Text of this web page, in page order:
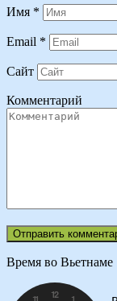
Имя *
Email *
Сайт
Комментарий
Время во Вьетнаме